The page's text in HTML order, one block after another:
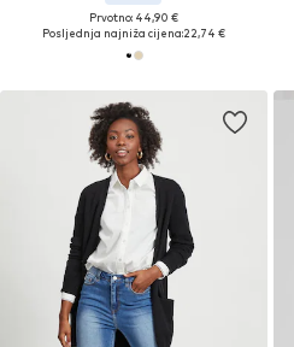
Prvotno: 44,90 €
Posljednja najniža cijena:22,74 €